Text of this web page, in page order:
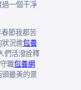
一個干凈
春節我都苦
狀況進包養
們活潑詮釋
職包養網
最美的景